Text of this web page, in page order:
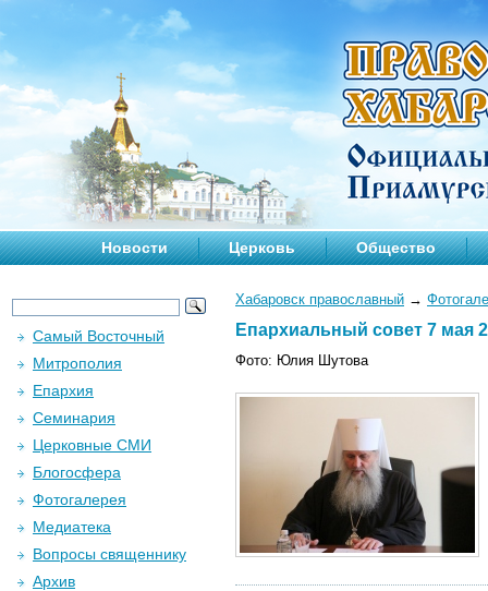
Новости Церковь Общество
Хабаровск православный →
Епархиальный совет 7 мая
Фото: Юлия Шутова
Самый Восточный
Митрополия
Епархия
Семинария
Церковные СМИ
Блогосфера
Фотогалерея
Медиатека
Вопросы священнику
Архив